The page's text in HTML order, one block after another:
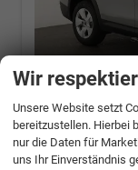
Skoda Kodiaq
Wir
Unsere Website setzt
bereitzustellen. Hierbei
nur die Daten für
uns Ihr Einverständnis